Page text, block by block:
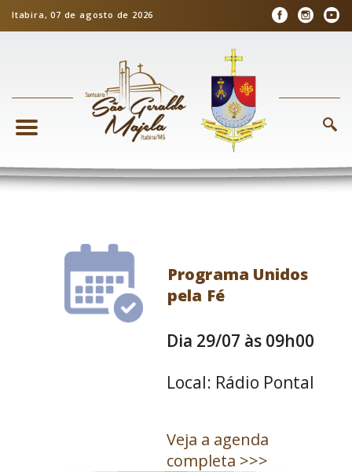
Itabira, 07 de agosto de 2026
Programa Unidos
pela Fé
Dia 29/07 às 09h00
Local: Rádio Pontal
Veja a agenda
completa >>>